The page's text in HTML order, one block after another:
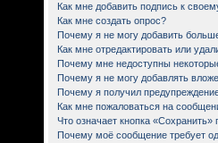
Как мне добавить подпись к
Как мне создать опрос?
Почему я не могу добавить
Как мне отредактировать или
Почему мне недоступны
Почему я не могу добавлять
Почему я получил
Как мне пожаловаться на
Что означает кнопка
Почему моё сообщение требует